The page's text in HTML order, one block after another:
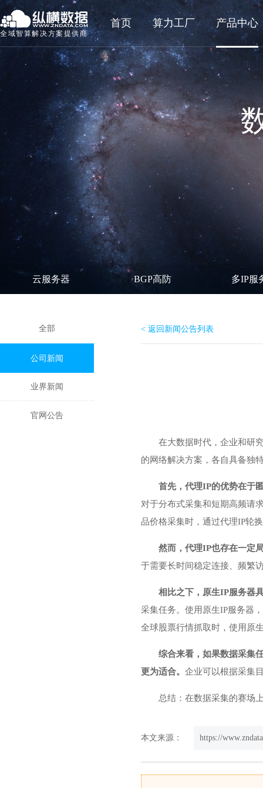
全域智算解决方案提供商
首页 算力工厂 产品中心
云服务器 BGP高防 多IP服
全部
公司新闻
业界新闻
官网公告
< 返回新闻公告列表
在大数据时代，企业和研
的网络解决方案，各自具备独
首先，代理IP的优势在于
对于分布式采集和短期高频请
品价格采集时，通过代理IP轮
然而，代理IP也存在一定
于需要长时间稳定连接、频繁
相比之下，原生IP服务器
采集任务。使用原生IP服务器
全球股票行情抓取时，使用原
综合来看，如果数据采集
更为适合。 企业可以根据采集
总结：在数据采集的赛场
本文来源： https://